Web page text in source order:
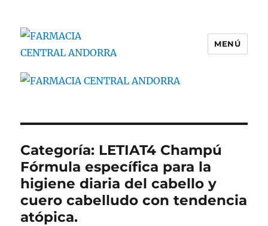
FARMACIA CENTRAL ANDORRA
MENÚ
Categoría: LETIAT4 Champú
Fórmula específica para la
higiene diaria del cabello y
cuero cabelludo con tendencia
atópica.